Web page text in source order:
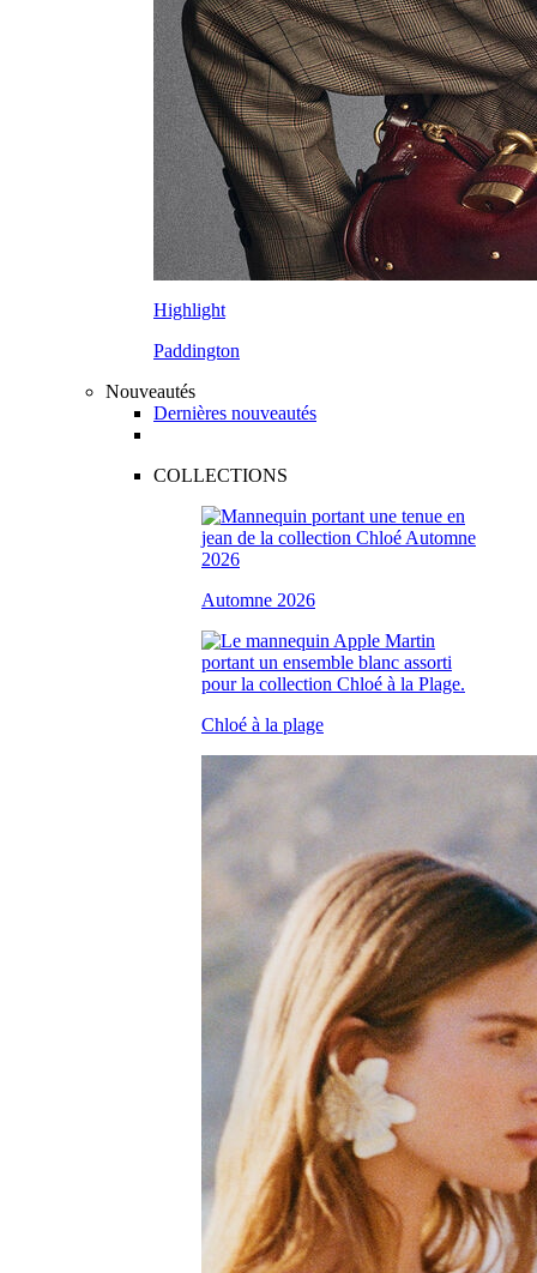
Highlight
Paddington
Nouveautés
Dernières nouveautés
COLLECTIONS
Automne 2026
Chloé à la plage